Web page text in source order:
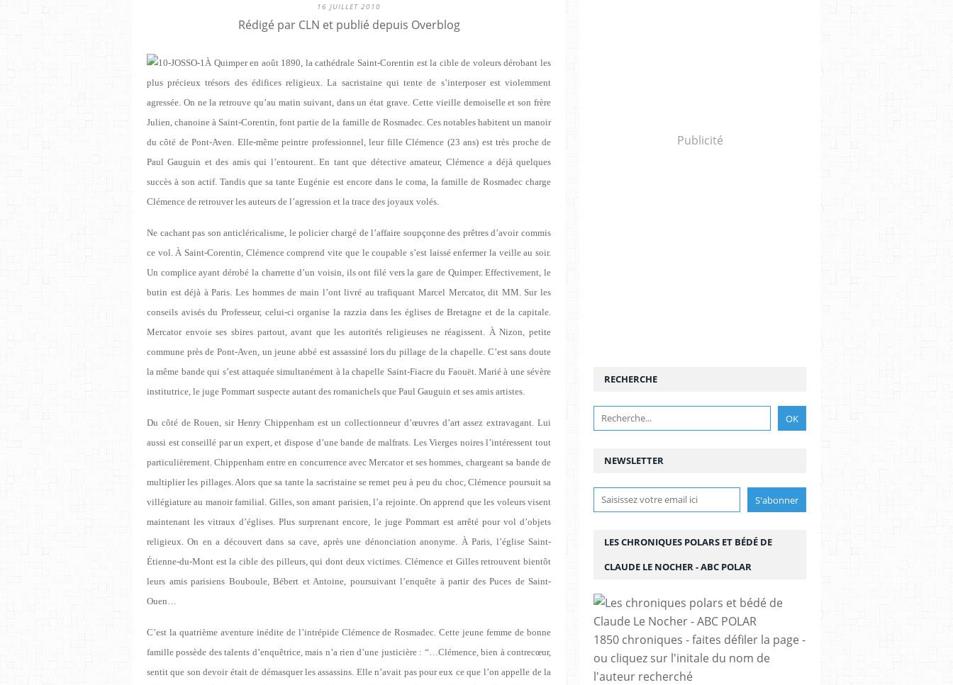
16 JUILLET 2010
Rédigé par CLN et publié depuis Overblog
À Quimper en août 1890, la cathédrale Saint-Corentin est la cible de voleurs dérobant les
plus précieux trésors des édifices religieux. La sacristaine qui tente de s’interposer est violemment
agressée. On ne la retrouve qu’au matin suivant, dans un état grave. Cette vieille demoiselle et son frère
Julien, chanoine à Saint-Corentin, font partie de la famille de Rosmadec. Ces notables habitent un manoir
du côté de Pont-Aven. Elle-même peintre professionnel, leur fille Clémence (23 ans) est très proche de
Paul Gauguin et des amis qui l’entourent. En tant que détective amateur, Clémence a déjà quelques
succès à son actif. Tandis que sa tante Eugénie est encore dans le coma, la famille de Rosmadec charge
Clémence de retrouver les auteurs de l’agression et la trace des joyaux volés.
Ne cachant pas son anticléricalisme, le policier chargé de l’affaire soupçonne des prêtres d’avoir commis
ce vol. À Saint-Corentin, Clémence comprend vite que le coupable s’est laissé enfermer la veille au soir.
Un complice ayant dérobé la charrette d’un voisin, ils ont filé vers la gare de Quimper. Effectivement, le
butin est déjà à Paris. Les hommes de main l’ont livré au trafiquant Marcel Mercator, dit MM. Sur les
conseils avisés du Professeur, celui-ci organise la razzia dans les églises de Bretagne et de la capitale.
Mercator envoie ses sbires partout, avant que les autorités religieuses ne réagissent. À Nizon, petite
commune près de Pont-Aven, un jeune abbé est assassiné lors du pillage de la chapelle. C’est sans doute
la même bande qui s’est attaquée simultanément à la chapelle Saint-Fiacre du Faouët. Marié à une sévère
institutrice, le juge Pommart suspecte autant des romanichels que Paul Gauguin et ses amis artistes.
Du côté de Rouen, sir Henry Chippenham est un collectionneur d’œuvres d’art assez extravagant. Lui
aussi est conseillé par un expert, et dispose d’une bande de malfrats. Les Vierges noires l’intéressent tout
particulièrement. Chippenham entre en concurrence avec Mercator et ses hommes, chargeant sa bande de
multiplier les pillages. Alors que sa tante la sacristaine se remet peu à peu du choc, Clémence poursuit sa
villégiature au manoir familial. Gilles, son amant parisien, l’a rejointe. On apprend que les voleurs visent
maintenant les vitraux d’églises. Plus surprenant encore, le juge Pommart est arrêté pour vol d’objets
religieux. On en a découvert dans sa cave, après une dénonciation anonyme. À Paris, l’église Saint-
Étienne-du-Mont est la cible des pilleurs, qui dont deux victimes. Clémence et Gilles retrouvent bientôt
leurs amis parisiens Bouboule, Bébert et Antoine, poursuivant l’enquête à partir des Puces de Saint-
Ouen…
C’est la quatrième aventure inédite de l’intrépide Clémence de Rosmadec. Cette jeune femme de bonne
famille possède des talents d’enquêtrice, mais n’a rien d’une justicière : “…Clémence, bien à contrecœur,
sentit que son devoir était de démasquer les assassins. Elle n’avait pas pour eux ce que l’on appelle de la
Publicité
NEWSLETTER
RECHERCHE
LES CHRONIQUES POLARS ET BÉDÉ DE
CLAUDE LE NOCHER - ABC POLAR
1850 chroniques - faites défiler la page -
ou cliquez sur l'initale du nom de
l'auteur recherché